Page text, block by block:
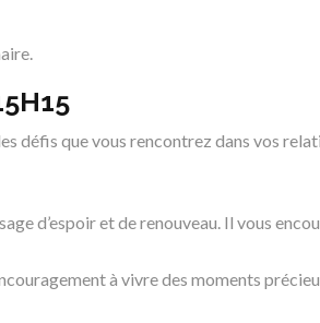
défis que vous rencontrez dans vos
d’espoir et de renouveau. Il vous
à vivre des moments